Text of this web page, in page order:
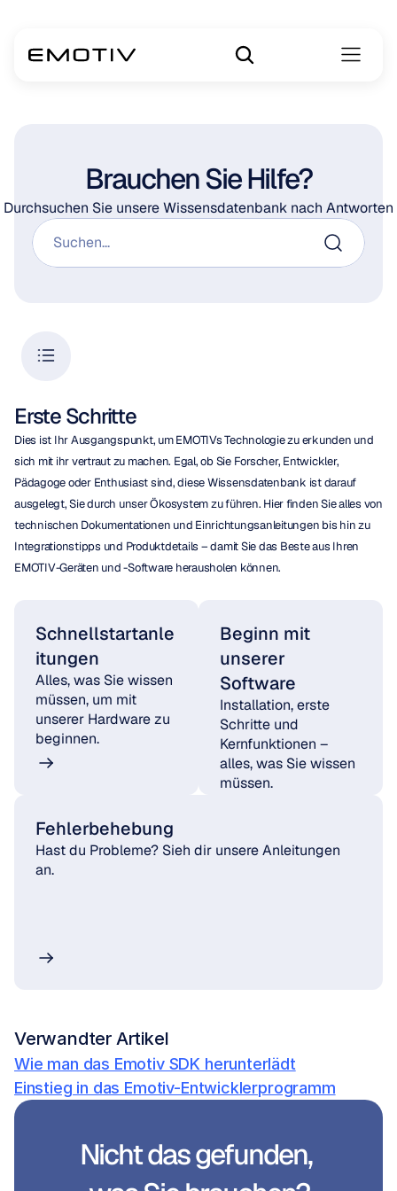
Brauchen Sie Hilfe?
Durchsuchen Sie unsere Wissensdatenbank nach Antworten
Suchen...
Erste Schritte
Dies ist Ihr Ausgangspunkt, um EMOTIVs Technologie zu erkunden und
sich mit ihr vertraut zu machen. Egal, ob Sie Forscher, Entwickler,
Pädagoge oder Enthusiast sind, diese Wissensdatenbank ist darauf
ausgelegt, Sie durch unser Ökosystem zu führen. Hier finden Sie alles von
technischen Dokumentationen und Einrichtungsanleitungen bis hin zu
Integrationstipps und Produktdetails – damit Sie das Beste aus Ihren
EMOTIV-Geräten und -Software herausholen können.
Schnellstartanle
itungen
Alles, was Sie wissen
müssen, um mit
unserer Hardware zu
beginnen.
Beginn mit
unserer
Software
Installation, erste
Schritte und
Kernfunktionen –
alles, was Sie wissen
müssen.
Fehlerbehebung
Hast du Probleme? Sieh dir unsere Anleitungen
an.
Verwandter Artikel
Wie man das Emotiv SDK herunterlädt
Einstieg in das Emotiv-Entwicklerprogramm
Nicht das gefunden,